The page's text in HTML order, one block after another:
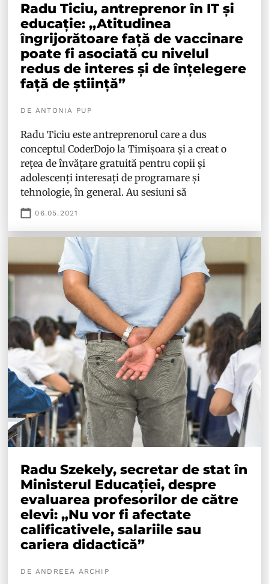
Radu Ticiu, antreprenor în IT și
educație: ,,Atitudinea
îngrijorătoare față de vaccinare
poate fi asociată cu nivelul
redus de interes și de înțelegere
față de știință”
DE ANTONIA PUP
Radu Ticiu este antreprenorul care a dus
conceptul CoderDojo la Timișoara și a creat o
rețea de învățare gratuită pentru copii și
adolescenți interesați de programare și
tehnologie, în general. Au sesiuni să
06.05.2021
Radu Szekely, secretar de stat în
Ministerul Educației, despre
evaluarea profesorilor de către
elevi: „Nu vor fi afectate
calificativele, salariile sau
cariera didactică”
DE ANDREEA ARCHIP